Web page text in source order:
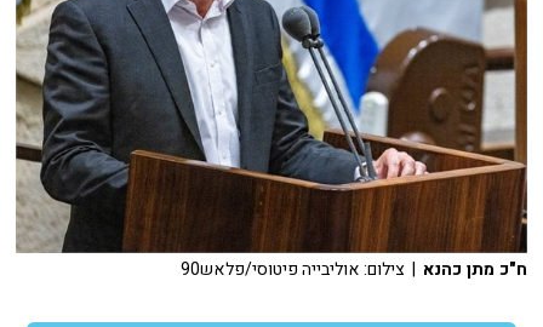
ח"כ מתן כהנא | צילום: אוליבייה פיטוסי/פלאש90